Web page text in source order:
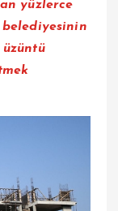
yüzlerce
üzüntü